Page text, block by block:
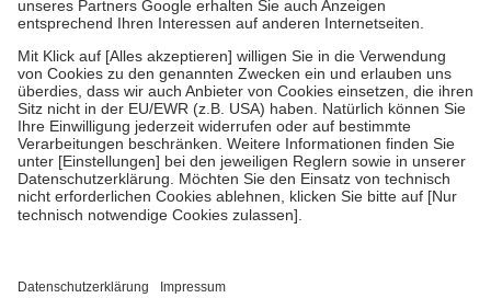
Um das Engagement der Versicherten für ihre eigene Gesundheit zu
stärken und die besondere Stellung der Familie zu unterstützen,
fallenkeine Zuzahlungenan bei:
• Kindern und Jugendlichen bis zum vollendeten 18. Lebensjahr
mit Ausnahme der Fahrkosten
• Untersuchungen zur Vorsorge und Früherkennung, die von der
GKV getragen werden
• empfohlenen Schutzimpfungen
• Harn- und Blutteststreifen
getroffen, um sicherzustellen, dass es sich um echte Bewertungen